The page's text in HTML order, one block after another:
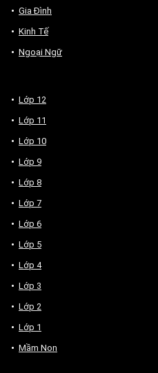
Gia Đình
Kinh Tế
Ngoại Ngữ
Lớp 12
Lớp 11
Lớp 10
Lớp 9
Lớp 8
Lớp 7
Lớp 6
Lớp 5
Lớp 4
Lớp 3
Lớp 2
Lớp 1
Mầm Non